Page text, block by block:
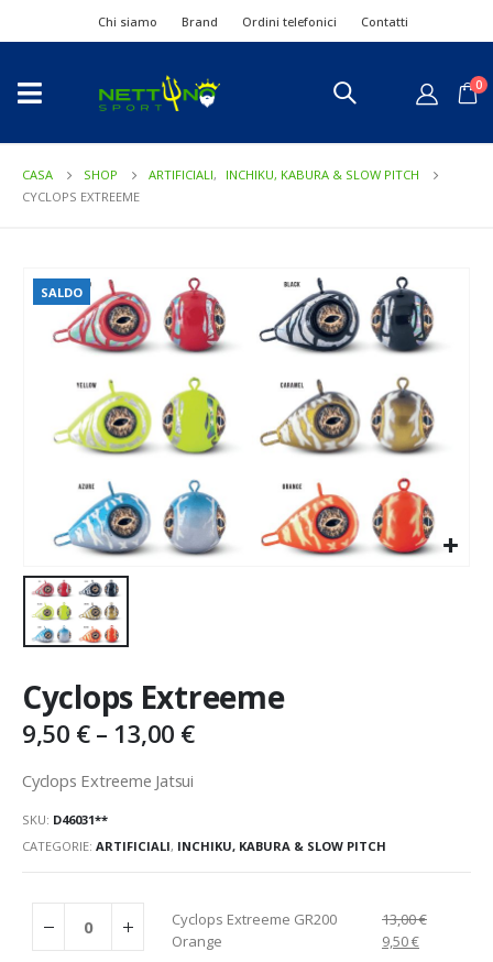
Chi siamo Brand Ordini telefonici Contatti
0
CASA SHOP ARTIFICIALI,
INCHIKU, KABURA & SLOW PITCH
CYCLOPS EXTREEME
SALDO
Cyclops Extreeme
9,50 €– 13,00 €
Cyclops Extreeme Jatsui
SKU: D46031**
CATEGORIE: ARTIFICIALI, INCHIKU, KABURA & SLOW PITCH
Cyclops Extreeme GR200
Orange
13,00€
9,50€